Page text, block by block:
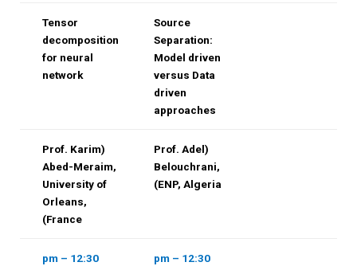
Source
Separation:
Model driven
versus Data
driven
approaches
Tensor
decomposition
for neural
network
(Prof. Adel
Belouchrani,
ENP, Algeria)
(Prof. Karim
Abed-Meraim,
University of
Orleans,
France)
12:30 pm –
12:30 pm –